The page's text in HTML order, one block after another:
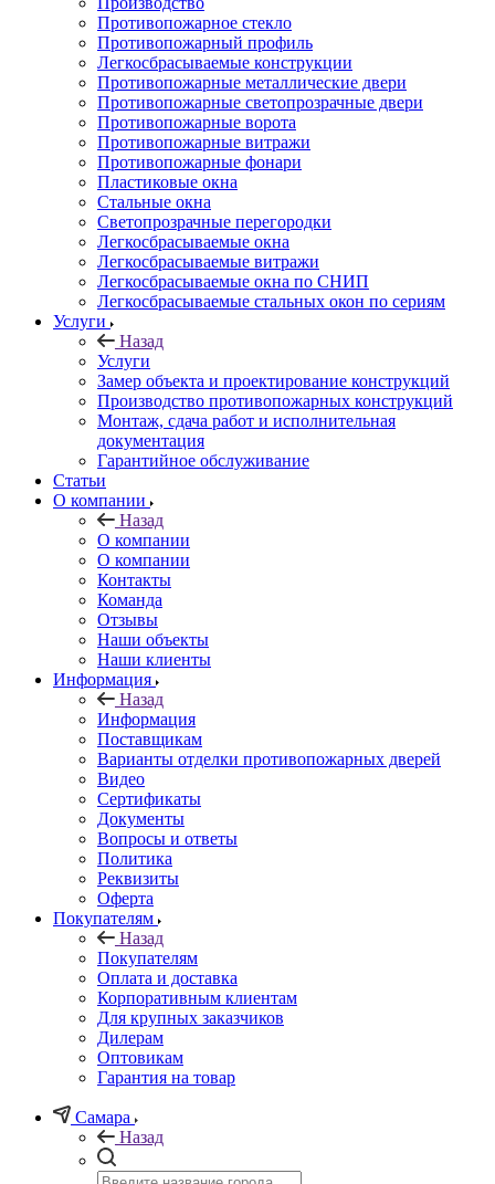
Противопожарное стекло
Противопожарный профиль
Легкосбрасываемые конструкции
Противопожарные металлические двери
Противопожарные светопрозрачные двери
Противопожарные ворота
Противопожарные витражи
Противопожарные фонари
Пластиковые окна
Стальные окна
Светопрозрачные перегородки
Легкосбрасываемые окна
Легкосбрасываемые витражи
Легкосбрасываемые окна по СНИП
Легкосбрасываемые стальных окон по сериям
Услуги
Назад
Услуги
Замер объекта и проектирование конструкций
Производство противопожарных конструкций
Монтаж, сдача работ и исполнительная
документация
Гарантийное обслуживание
Статьи
О компании
Назад
О компании
О компании
Контакты
Команда
Отзывы
Наши объекты
Наши клиенты
Информация
Назад
Информация
Поставщикам
Варианты отделки противопожарных дверей
Видео
Сертификаты
Документы
Вопросы и ответы
Политика
Реквизиты
Оферта
Покупателям
Назад
Покупателям
Оплата и доставка
Корпоративным клиентам
Для крупных заказчиков
Дилерам
Оптовикам
Гарантия на товар
Самара
Назад